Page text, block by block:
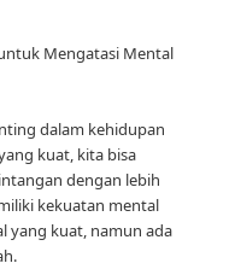
Mengatasi Mental
dalam kehidupan
kuat, kita bisa
dengan lebih
kekuatan mental
yang kuat, namun ada